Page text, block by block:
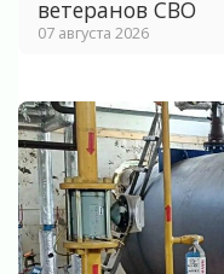
ветеранов СВО
07 августа 2026